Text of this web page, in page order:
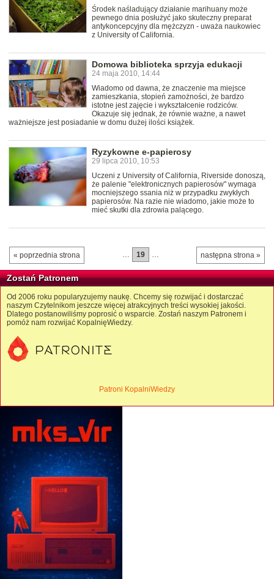
Środek naśladujący działanie marihuany może
pewnego dnia posłużyć jako skuteczny preparat
antykoncepcyjny dla mężczyzn - uważa naukowiec
z University of California.
Domowa biblioteka sprzyja edukacji
24 maja 2010, 14:44
Wiadomo od dawna, że znaczenie ma miejsce
zamieszkania, stopień zamożności, że bardzo
istotne jest zajęcie i wykształcenie rodziców.
Okazuje się jednak, że równie ważne, a nawet
ważniejsze jest posiadanie w domu dużej ilości książek.
Ryzykowne e-papierosy
29 lipca 2010, 10:53
Uczeni z University of California, Riverside donoszą,
że palenie "elektronicznych papierosów" wymaga
mocniejszego ssania niż w przypadku zwykłych
papierosów. Na razie nie wiadomo, jakie może to
mieć skutki dla zdrowia palącego.
« poprzednia strona następna strona »
… 19 …
Zostań Patronem
Od 2006 roku popularyzujemy naukę. Chcemy się rozwijać i dostarczać
naszym Czytelnikom jeszcze więcej atrakcyjnych treści wysokiej jakości.
Dlatego postanowiliśmy poprosić o wsparcie. Zostań naszym Patronem i
pomóż nam rozwijać KopalnięWiedzy.
Patroni KopalniWiedzy